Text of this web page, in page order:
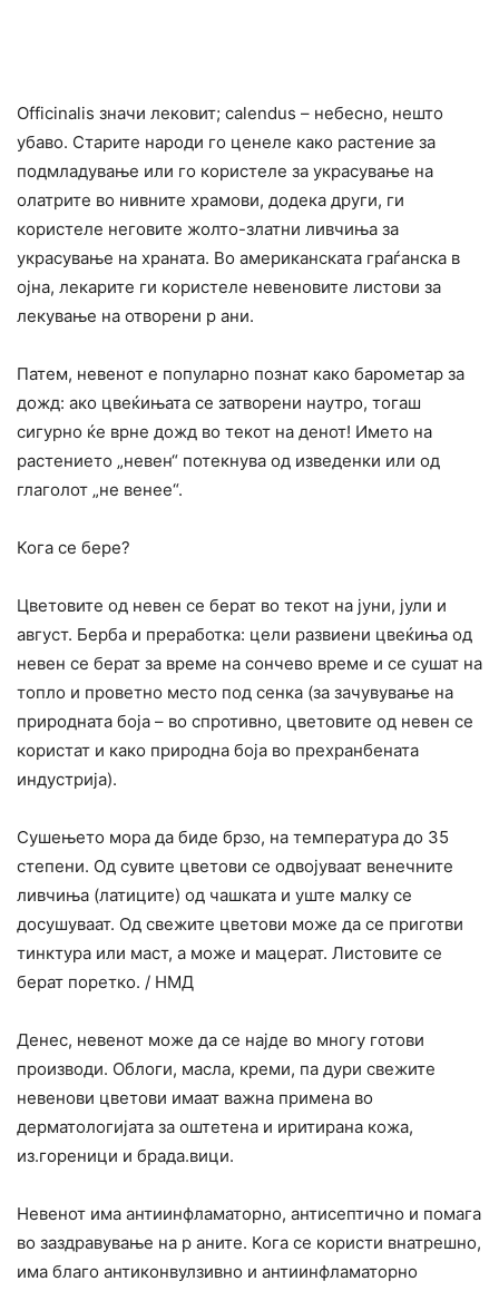
Officinalis значи лековит; calendus – небесно, нешто
убаво. Старите народи го ценеле како растение за
подмладување или го користеле за украсување на
олатрите во нивните храмови, додека други, ги
користеле неговите жолто-златни ливчиња за
украсување на храната. Во американската граѓанска в
ојна, лекарите ги користеле невеновите листови за
лекување на отворени р ани.
Патем, невенот е популарно познат како барометар за
дожд: ако цвеќињата се затворени наутро, тогаш
сигурно ќе врне дожд во текот на денот! Името на
растението „невен“ потекнува од изведенки или од
глаголот „не венее“.
Кога се бере?
Цветовите од невен се берат во текот на јуни, јули и
август. Берба и преработка: цели развиени цвеќиња од
невен се берат за време на сончево време и се сушат на
топло и проветно место под сенка (за зачувување на
природната боја – во спротивно, цветовите од невен се
користат и како природна боја во прехранбената
индустрија).
Сушењето мора да биде брзо, на температура до 35
степени. Од сувите цветови се одвојуваат венечните
ливчиња (латиците) од чашката и уште малку се
досушуваат. Од свежите цветови може да се приготви
тинктура или маст, а може и мацерат. Листовите се
берат поретко. / НМД
Денес, невенот може да се најде во многу готови
производи. Облоги, масла, креми, па дури свежите
невенови цветови имаат важна примена во
дерматологијата за оштетена и иритирана кожа,
из.гореници и брада.вици.
Невенот има антиинфламаторно, антисептично и помага
во заздравување на р аните. Кога се користи внатрешно,
има благо антиконвулзивно и антиинфламаторно